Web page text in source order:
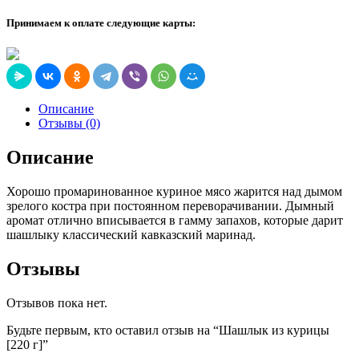
Принимаем к оплате следующие карты:
Описание
Отзывы (0)
Описание
Хорошо промаринованное куриное мясо жарится над дымом
зрелого костра при постоянном переворачивании. Дымный
аромат отлично вписывается в гамму запахов, которые дарит
шашлыку классический кавказский маринад.
Отзывы
Отзывов пока нет.
Будьте первым, кто оставил отзыв на “Шашлык из курицы
[220 г]”